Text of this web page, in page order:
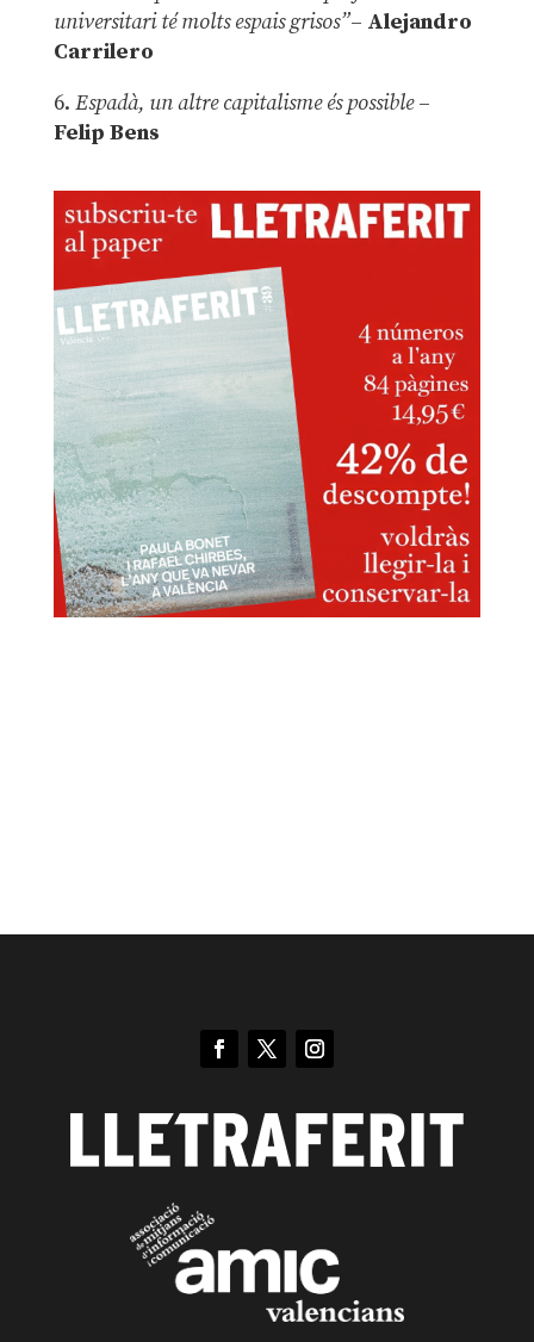
universitari té molts espais grisos”– Alejandro
Carrilero
6. Espadà, un altre capitalisme és possible –
Felip Bens